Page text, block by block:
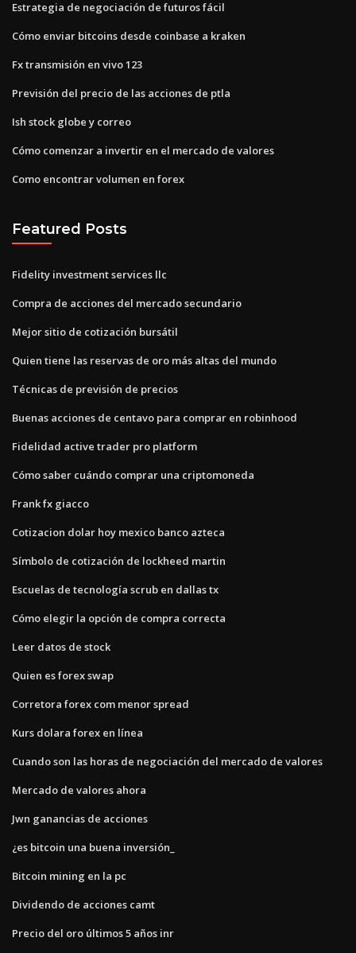
Estrategia de negociación de futuros fácil
Cómo enviar bitcoins desde coinbase a kraken
Fx transmisión en vivo 123
Previsión del precio de las acciones de ptla
Ish stock globe y correo
Cómo comenzar a invertir en el mercado de valores
Como encontrar volumen en forex
Featured Posts
Fidelity investment services llc
Compra de acciones del mercado secundario
Mejor sitio de cotización bursátil
Quien tiene las reservas de oro más altas del mundo
Técnicas de previsión de precios
Buenas acciones de centavo para comprar en robinhood
Fidelidad active trader pro platform
Cómo saber cuándo comprar una criptomoneda
Frank fx giacco
Cotizacion dolar hoy mexico banco azteca
Símbolo de cotización de lockheed martin
Escuelas de tecnología scrub en dallas tx
Cómo elegir la opción de compra correcta
Leer datos de stock
Quien es forex swap
Corretora forex com menor spread
Kurs dolara forex en línea
Cuando son las horas de negociación del mercado de valores
Mercado de valores ahora
Jwn ganancias de acciones
¿es bitcoin una buena inversión_
Bitcoin mining en la pc
Dividendo de acciones camt
Precio del oro últimos 5 años inr